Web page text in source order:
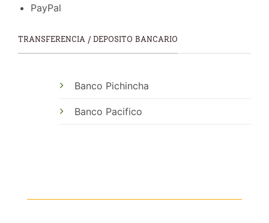
PayPal
TRANSFERENCIA / DEPOSITO BANCARIO
Banco Pichincha
Banco Pacifico